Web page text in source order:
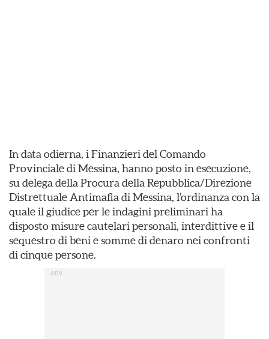
In data odierna, i Finanzieri del Comando
Provinciale di Messina, hanno posto in esecuzione,
su delega della Procura della Repubblica/Direzione
Distrettuale Antimafia di Messina, l’ordinanza con la
quale il giudice per le indagini preliminari ha
disposto misure cautelari personali, interdittive e il
sequestro di beni e somme di denaro nei confronti
di cinque persone.